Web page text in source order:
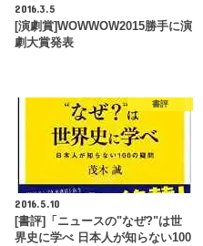
2016.3.5
[演劇賞]WOWWOW2015勝手に演
劇大賞発表
書評
2016.5.10
[書評]「ニュースの"なぜ?"は世
界史に学べ 日本人が知らない100